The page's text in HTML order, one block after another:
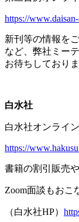
https://
新刊等の情報を
など、弊社ミー
お待ちしておりま
白水社
白水社オンライ
https://
書籍の割引販売
Zoom面談もおこ
（白水社HP）